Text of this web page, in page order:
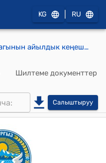
KG RU
Орток айыл аймагынын айылдык кеңешинин 2023-жылдын 28-февралындагы № 4 "Орток айыл аймагынын айыл өкмөтүнүн сугат сууга болгон тарифтерин бекитүү жөнүндө" токтому
Шилтеме документтер
Салыштыруу